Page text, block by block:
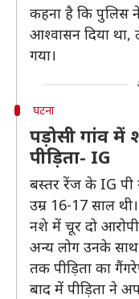
कहना है कि पुलिस ने
आश्वासन दिया था,
गया।
घटना
पड़ोसी गांव में
पीड़िता- IG
बस्तर रेंज के IG पी
उम्र 16-17 साल
नशे में चूर दो
अन्य लोग उनके
तक पीड़िता का
बाद में पीड़िता ने